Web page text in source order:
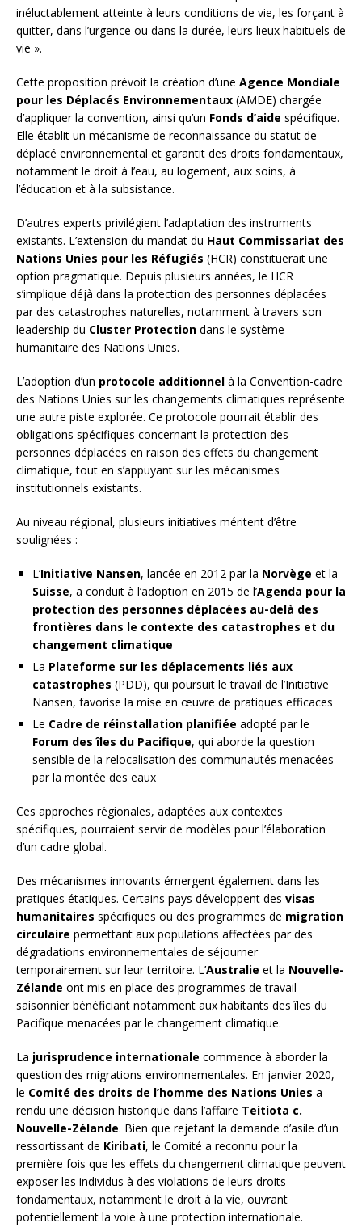
inéluctablement atteinte à leurs conditions de vie, les forçant à
quitter, dans l’urgence ou dans la durée, leurs lieux habituels de
vie ».
Cette proposition prévoit la création d’une Agence Mondiale
pour les Déplacés Environnementaux (AMDE) chargée
d’appliquer la convention, ainsi qu’un Fonds d’aide spécifique.
Elle établit un mécanisme de reconnaissance du statut de
déplacé environnemental et garantit des droits fondamentaux,
notamment le droit à l’eau, au logement, aux soins, à
l’éducation et à la subsistance.
D’autres experts privilégient l’adaptation des instruments
existants. L’extension du mandat du Haut Commissariat des
Nations Unies pour les Réfugiés (HCR) constituerait une
option pragmatique. Depuis plusieurs années, le HCR
s’implique déjà dans la protection des personnes déplacées
par des catastrophes naturelles, notamment à travers son
leadership du Cluster Protection dans le système
humanitaire des Nations Unies.
L’adoption d’un protocole additionnel à la Convention-cadre
des Nations Unies sur les changements climatiques représente
une autre piste explorée. Ce protocole pourrait établir des
obligations spécifiques concernant la protection des
personnes déplacées en raison des effets du changement
climatique, tout en s’appuyant sur les mécanismes
institutionnels existants.
Au niveau régional, plusieurs initiatives méritent d’être
soulignées :
L’Initiative Nansen, lancée en 2012 par la Norvège et la
Suisse, a conduit à l’adoption en 2015 de l’Agenda pour la
protection des personnes déplacées au-delà des
frontières dans le contexte des catastrophes et du
changement climatique
La Plateforme sur les déplacements liés aux
catastrophes (PDD), qui poursuit le travail de l’Initiative
Nansen, favorise la mise en œuvre de pratiques efficaces
Le Cadre de réinstallation planifiée adopté par le
Forum des îles du Pacifique, qui aborde la question
sensible de la relocalisation des communautés menacées
par la montée des eaux
Ces approches régionales, adaptées aux contextes
spécifiques, pourraient servir de modèles pour l’élaboration
d’un cadre global.
Des mécanismes innovants émergent également dans les
pratiques étatiques. Certains pays développent des visas
humanitaires spécifiques ou des programmes de migration
circulaire permettant aux populations affectées par des
dégradations environnementales de séjourner
temporairement sur leur territoire. L’Australie et la Nouvelle-
Zélande ont mis en place des programmes de travail
saisonnier bénéficiant notamment aux habitants des îles du
Pacifique menacées par le changement climatique.
La jurisprudence internationale commence à aborder la
question des migrations environnementales. En janvier 2020,
le Comité des droits de l’homme des Nations Unies a
rendu une décision historique dans l’affaire Teitiota c.
Nouvelle-Zélande. Bien que rejetant la demande d’asile d’un
ressortissant de Kiribati, le Comité a reconnu pour la
première fois que les effets du changement climatique peuvent
exposer les individus à des violations de leurs droits
fondamentaux, notamment le droit à la vie, ouvrant
potentiellement la voie à une protection internationale.